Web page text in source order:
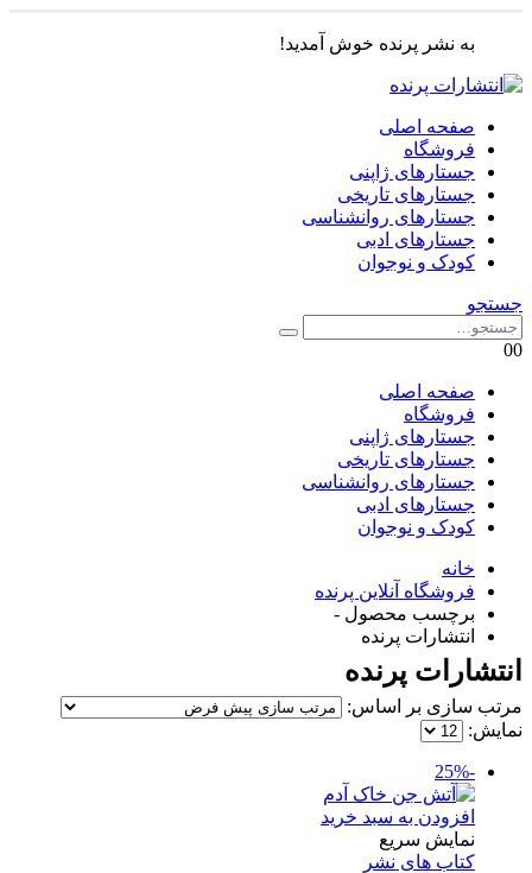
به نشر پرنده خوش آمدید!
صفحه اصلی
فروشگاه
جستارهای ژاپنی
جستارهای تاریخی
جستارهای روانشناسی
جستارهای ادبی
کودک و نوجوان
جستجو
00
صفحه اصلی
فروشگاه
جستارهای ژاپنی
جستارهای تاریخی
جستارهای روانشناسی
جستارهای ادبی
کودک و نوجوان
خانه
فروشگاه آنلاین پرنده
برچسب محصول -
انتشارات پرنده
انتشارات پرنده
مرتب سازی بر اساس:
نمایش:
-25%
افزودن به سبد خرید
نمایش سریع
کتاب های نشر